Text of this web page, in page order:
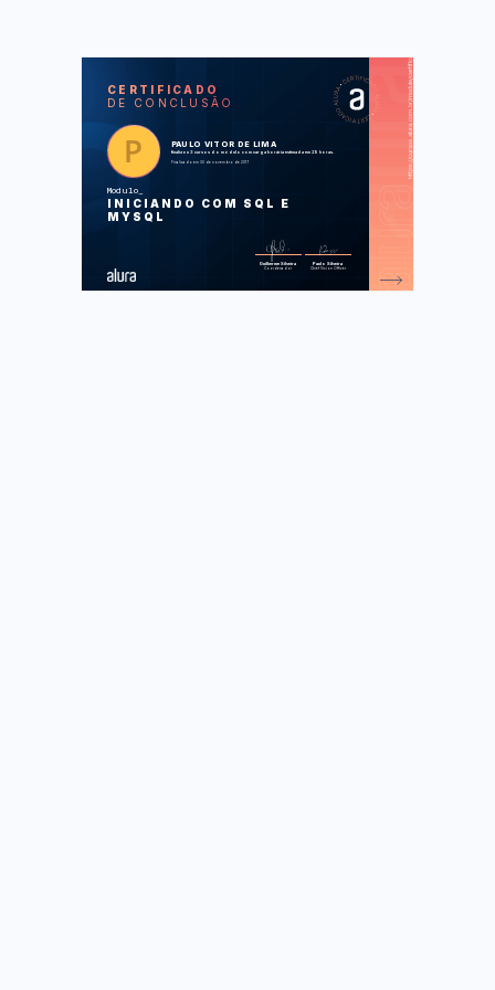
CERTIFICADO
DE CONCLUSÃO
PAULO VITOR DE LIMA
finalizou 3 cursos do módulo com carga horária estimada em 29 horas.
Finalizado em 30 de novembro de 2017
Modulo
INICIANDO COM SQL E
MYSQL
Guilherme Silveira
Coordenador
Paulo Silveira
Chief Vision Officer
CUR
SOS
MySQL I: Iniciando suas consultas
MySQL II: Consultas poderosas
Relacional: Índices e Normalização